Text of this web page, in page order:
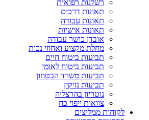
רשלנות רפואית
תאונות דרכים
תאונות עבודה
תאונות אישיות
אובדן כושר עבודה
מחלת מקצוע ואחוזי נכות
תביעות ביטוח חיים
תביעות ביטוח לאומי
תביעות משרד הבטחון
תביעות נזיקין
נוטריון בהרצליה
צוואות ייפוי כח
לקוחות ממליצים